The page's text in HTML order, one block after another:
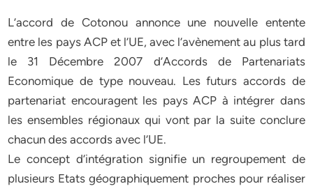
L’accord de Cotonou annonce une nouvelle entente
entre les pays ACP et l’UE, avec l’avènement au plus tard
le 31 Décembre 2007 d’Accords de Partenariats
Economique de type nouveau. Les futurs accords de
partenariat encouragent les pays ACP à intégrer dans
les ensembles régionaux qui vont par la suite conclure
chacun des accords avec l’UE.
Le concept d’intégration signifie un regroupement de
plusieurs Etats géographiquement proches pour réaliser